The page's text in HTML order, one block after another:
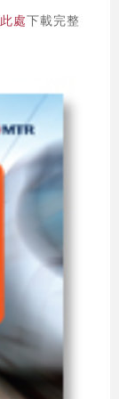
此處下載完整